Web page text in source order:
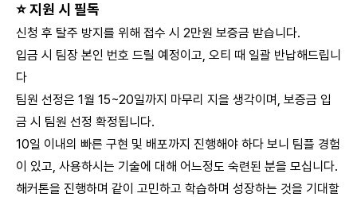
⭐지원 시 필독
신청 후 탈주 방지를 위해 접수 시 2만원 보증금 받습니다.
입금 시 팀장 본인 번호 드릴 예정이고, 오티 때 일괄 반납해드립니
다
팀원 선정은 1월 15~20일까지 마무리 지을 생각이며, 보증금 입
금 시 팀원 선정 확정됩니다.
10일 이내의 빠른 구현 및 배포까지 진행해야 하다 보니 팀플 경험
이 있고, 사용하시는 기술에 대해 어느정도 숙련된 분을 모십니다.
해커톤을 진행하며 같이 고민하고 학습하며 성장하는 것을 기대할